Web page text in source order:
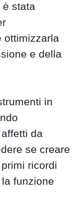
è stata
ottimizzarla
e della
in
da
se creare
ricordi
funzione